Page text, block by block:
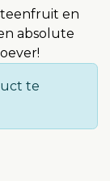
en
absolute
te